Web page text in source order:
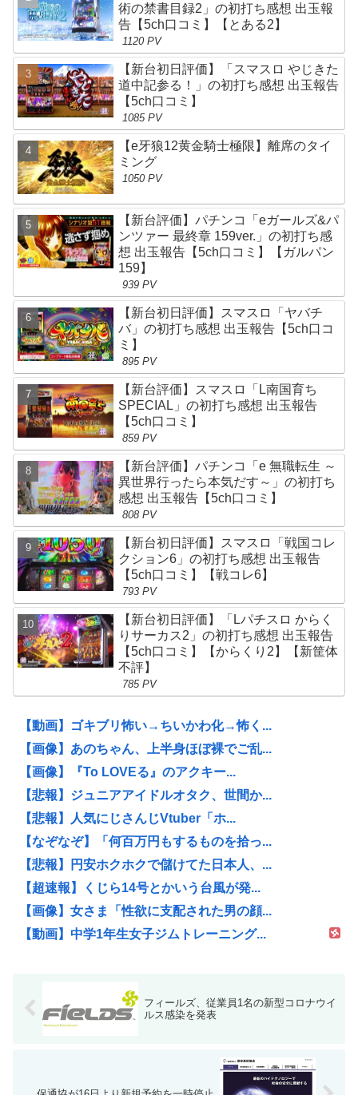
術の禁書目録2」の初打ち感想 出玉報
告【5ch口コミ】【とある2】
1120 PV
【新台初日評価】「スマスロ やじきた
道中記参る！」の初打ち感想 出玉報告
【5ch口コミ】
1085 PV
【e牙狼12黄金騎士極限】離席のタイ
ミング
1050 PV
【新台評価】パチンコ「eガールズ&パ
ンツァー 最終章 159ver.」の初打ち感
想 出玉報告【5ch口コミ】【ガルパン
159】
939 PV
【新台初日評価】スマスロ「ヤバチ
バ」の初打ち感想 出玉報告【5ch口コ
ミ】
895 PV
【新台評価】スマスロ「L南国育ち
SPECIAL」の初打ち感想 出玉報告
【5ch口コミ】
859 PV
【新台評価】パチンコ「e 無職転生 ～
異世界行ったら本気だす～」の初打ち
感想 出玉報告【5ch口コミ】
808 PV
【新台初日評価】スマスロ「戦国コレ
クション6」の初打ち感想 出玉報告
【5ch口コミ】【戦コレ6】
793 PV
【新台初日評価】「Lパチスロ からく
りサーカス2」の初打ち感想 出玉報告
【5ch口コミ】【からくり2】【新筐体
不評】
785 PV
【動画】ゴキブリ怖い→ちいかわ化→怖く...
【画像】あのちゃん、上半身ほぼ裸でご乱...
【画像】『To LOVEる』のアクキー...
【悲報】ジュニアアイドルオタク、世間か...
【悲報】人気にじさんじVtuber「ホ...
【なぞなぞ】「何百万円もするものを拾っ...
【悲報】円安ホクホクで儲けてた日本人、...
【超速報】くじら14号とかいう台風が発...
【画像】女さま「性欲に支配された男の顔...
【動画】中学1年生女子ジムトレーニング...
フィールズ、従業員1名の新型コロナウイ
ルス感染を発表